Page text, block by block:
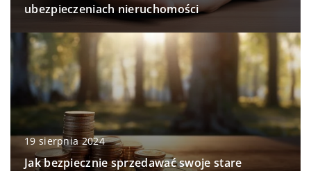
ubezpieczeniach nieruchomości
19 sierpnia 2024
Jak bezpiecznie sprzedawać swoje stare